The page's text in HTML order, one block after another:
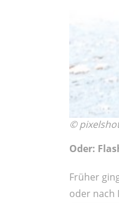
©
Oder:
Früher
oder nach